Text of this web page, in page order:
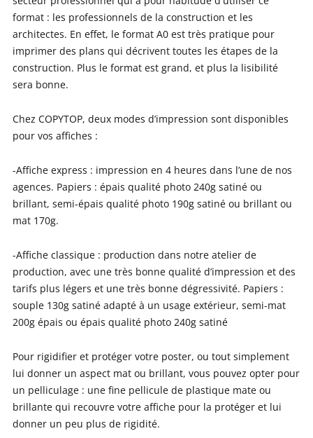
format : les professionnels de la construction et les
architectes. En effet, le format A0 est très pratique pour
imprimer des plans qui décrivent toutes les étapes de la
construction. Plus le format est grand, et plus la lisibilité
sera bonne.
Chez COPYTOP, deux modes d’impression sont disponibles
pour vos affiches :
-Affiche express : impression en 4 heures dans l’une de nos
agences. Papiers : épais qualité photo 240g satiné ou
brillant, semi-épais qualité photo 190g satiné ou brillant ou
mat 170g.
-Affiche classique : production dans notre atelier de
production, avec une très bonne qualité d’impression et des
tarifs plus légers et une très bonne dégressivité. Papiers :
souple 130g satiné adapté à un usage extérieur, semi-mat
200g épais ou épais qualité photo 240g satiné
Pour rigidifier et protéger votre poster, ou tout simplement
lui donner un aspect mat ou brillant, vous pouvez opter pour
un pelliculage : une fine pellicule de plastique mate ou
brillante qui recouvre votre affiche pour la protéger et lui
donner un peu plus de rigidité.